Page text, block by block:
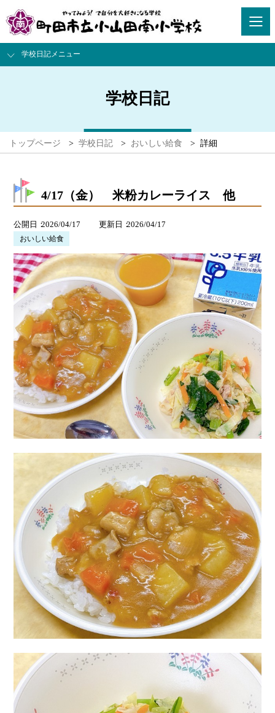
学校日記メニュー
学校日記
トップページ > 学校日記 > おいしい給食 > 詳細
4/17（金） 米粉カレーライス 他
公開日 2026/04/17 更新日 2026/04/17
おいしい給食